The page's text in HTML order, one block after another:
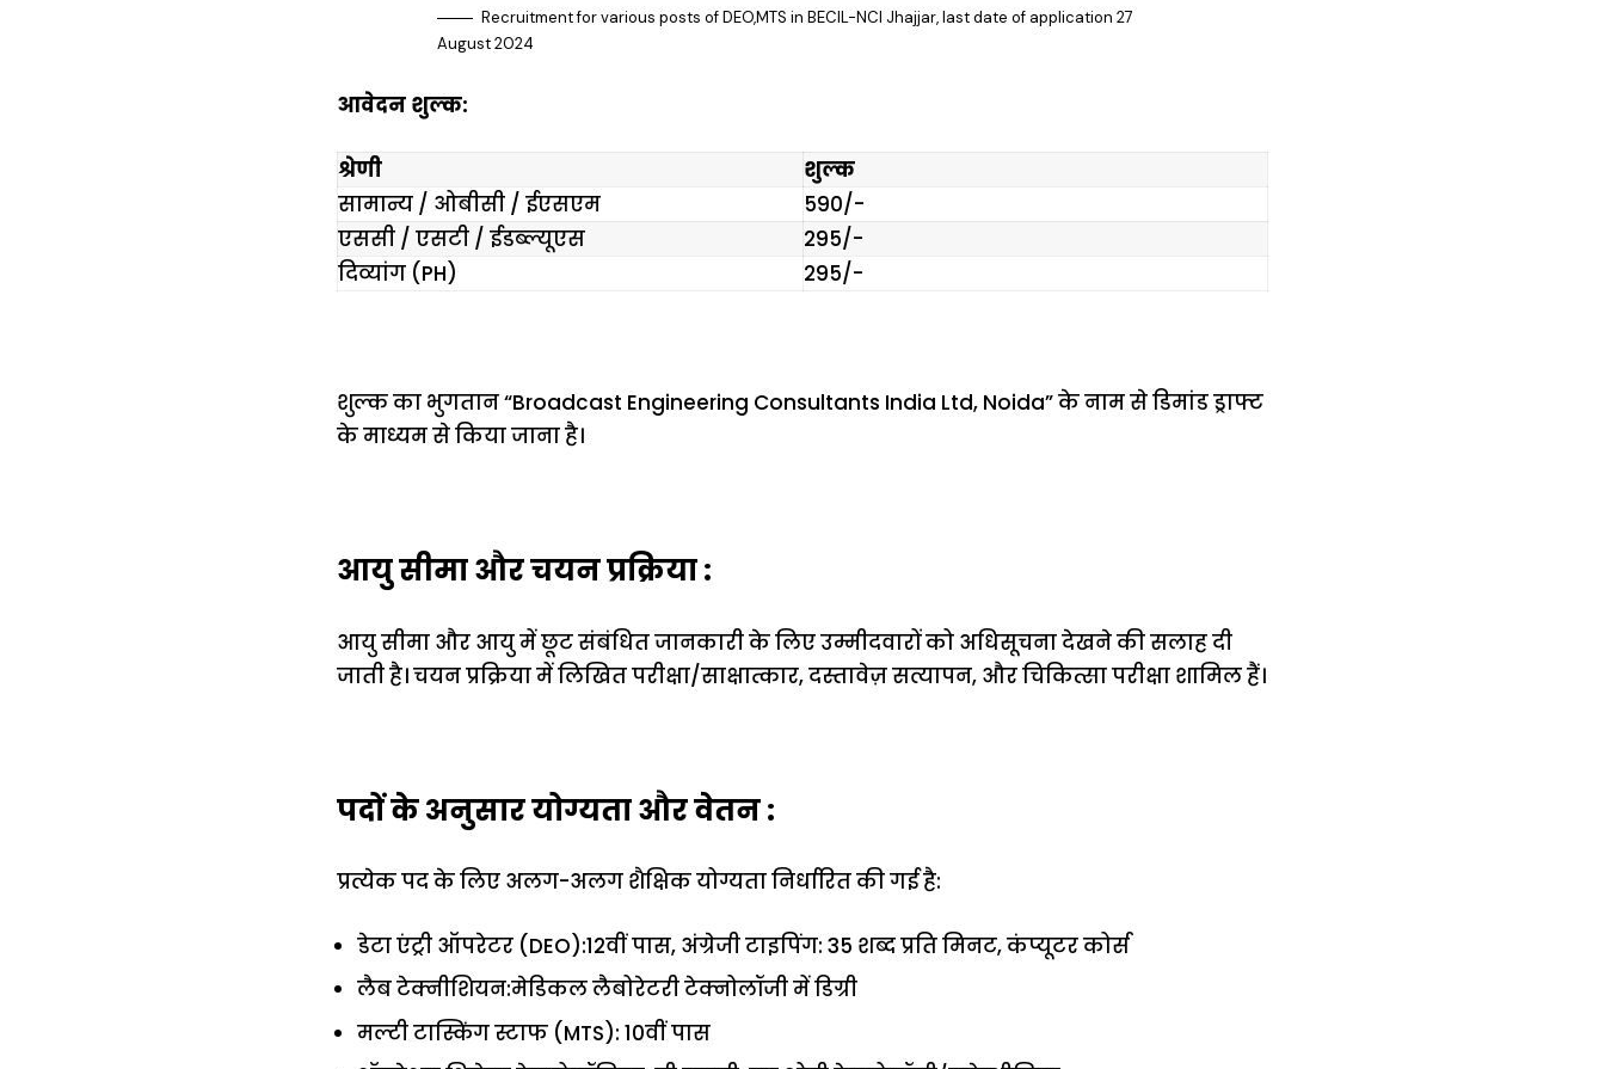
Recruitment for various posts of DEO,MTS in BECIL-NCI Jhajjar, last date of application 27
August 2024
आवेदन शुल्क:
श्रेणी
शुल्क
सामान्य / ओबीसी / ईएसएम
₹590/-
एससी / एसटी / ईडब्ल्यूएस
₹295/-
दिव्यांग (PH)
₹295/-
शुल्क का भुगतान “Broadcast Engineering Consultants India Ltd, Noida” के नाम से डिमांड ड्राफ्ट
के माध्यम से किया जाना है।
आयु सीमा और चयन प्रक्रिया :
आयु सीमा और आयु में छूट संबंधित जानकारी के लिए उम्मीदवारों को अधिसूचना देखने की सलाह दी
जाती है। चयन प्रक्रिया में लिखित परीक्षा/साक्षात्कार, दस्तावेज़ सत्यापन, और चिकित्सा परीक्षा शामिल हैं।
पदों के अनुसार योग्यता और वेतन :
प्रत्येक पद के लिए अलग-अलग शैक्षिक योग्यता निर्धारित की गई है:
डेटा एंट्री ऑपरेटर (DEO):12वीं पास, अंग्रेजी टाइपिंग: 35 शब्द प्रति मिनट, कंप्यूटर कोर्स
लैब टेक्नीशियन:मेडिकल लैबोरेटरी टेक्नोलॉजी में डिग्री
मल्टी टास्किंग स्टाफ (MTS): 10वीं पास